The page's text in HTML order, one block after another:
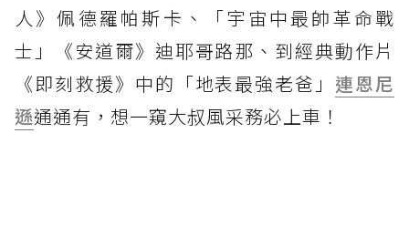
人》佩德羅帕斯卡、「宇宙中最帥革命戰
士」《安道爾》迪耶哥路那、到經典動作片
《即刻救援》中的「地表最強老爸」連恩尼
遜通通有，想一窺大叔風采務必上車！